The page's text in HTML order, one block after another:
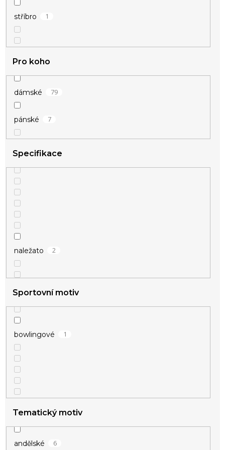
poukazy
stříbro 1
Pro koho
dámské 79
pánské 7
Specifikace
naležato 2
znamení
Sportovní motiv
bowlingové 1
Tematický motiv
andělské 6